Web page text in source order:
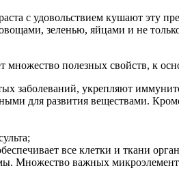
с удовольствием кушают эту
зеленью, яйцами и не
множество полезных свойств, к
заболеваний, укрепляют
для развития веществами.
все клетки и ткани
Множество важных